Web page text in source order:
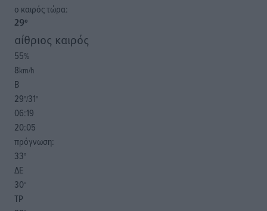
o καιρός τώρα:
29°
αίθριος καιρός
55%
8km/h
Β
29°/31°
06:19
20:05
πρόγνωση:
33°
ΔΕ
30°
ΤΡ